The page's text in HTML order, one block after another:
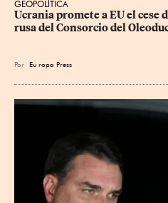
GEOPOLÍTICA
Ucrania promete a EU el cese
rusa del Consorcio del
Por Eu ropa Press